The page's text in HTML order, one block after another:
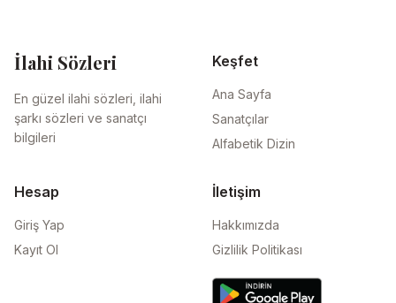
İlahi Sözleri
En güzel ilahi sözleri, ilahi
şarkı sözleri ve sanatçı
bilgileri
Keşfet
Ana Sayfa
Sanatçılar
Alfabetik Dizin
Hesap
Giriş Yap
Kayıt Ol
İletişim
Hakkımızda
Gizlilik Politikası